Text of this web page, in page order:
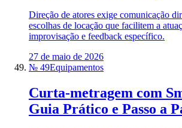
Direção de atores exige comunicação
escolhas de locação que facilitem a
improvisação e feedback específico.
27 de maio de 2026
№ 49Equipamentos
Curta-metragem com
Guia Prático e Passo a